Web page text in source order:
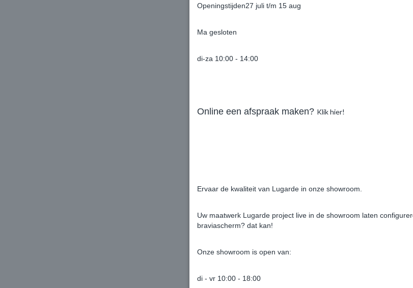
Lugarde gaat net een stapje
uitgerust, zoals u kunt zien bij
punten zijn inbegrepen in de
En nog veel meer…
Balustrades (kruisdesign of
Openingstijden27 juli t/m 15 aug
Ma gesloten
di-za 10:00 - 14:00
Online een afspraak maken? Klik hier!
Ervaar de kwaliteit van Lugarde in onze showroom.
Uw maatwerk Lugarde project live in de showroom laten
braviascherm? dat kan!
Onze showroom is open van:
di - vr 10:00 - 18:00